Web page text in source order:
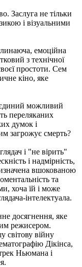
Заслуга не тільки
і візуальними
емоційна
з технічної
простоти. Сем
кіно, яке
можливий
переляканих
думок і
загрожує смерть?
і "не вірить"
і надмірність,
вшокованою
та
хоча їй і може
інтелектуала.
досягнення, яке
режисером.
війну
Дікінса,
Ньюмана і